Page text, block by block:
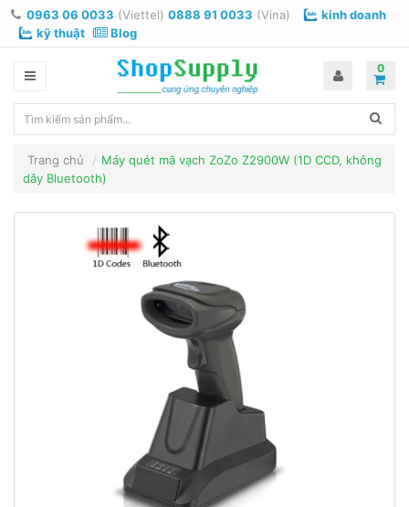
0963 06 0033 (Viettel) 0888 91 0033 (Vina)
kinh doanh
kỹ thuật
Blog
0
Trang chủ
Máy quét mã vạch ZoZo Z2900W (1D CCD, không
dây Bluetooth)